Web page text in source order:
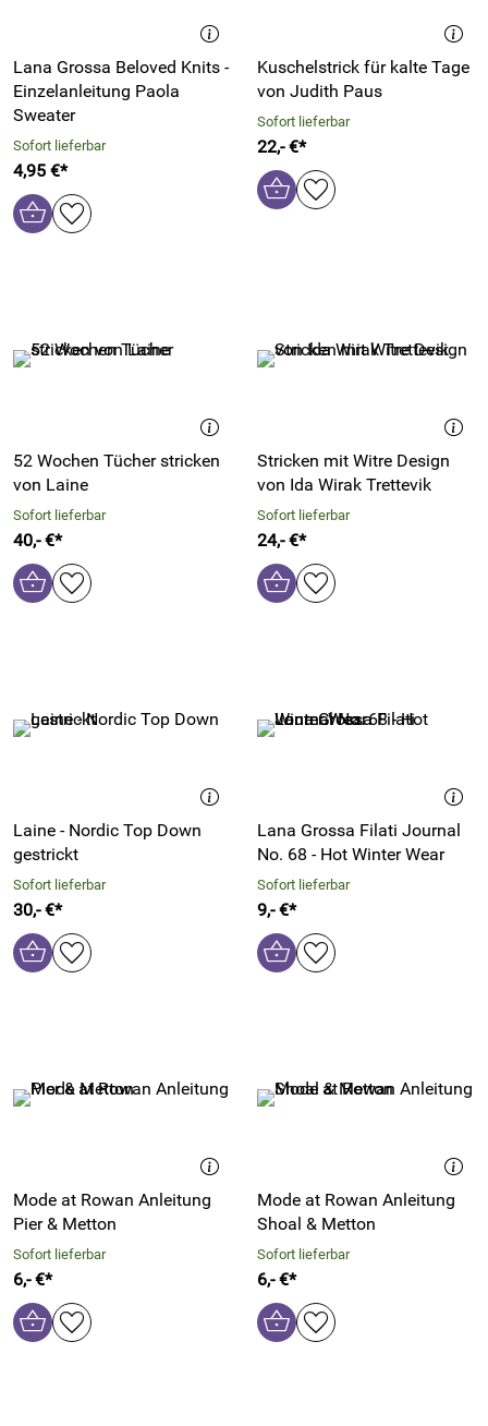
Lana Grossa Beloved Knits -
Einzelanleitung Paola
Sweater
Sofort lieferbar
4,95 €*
Kuschelstrick für kalte Tage
von Judith Paus
Sofort lieferbar
22,- €*
52 Wochen Tücher stricken
von Laine
Sofort lieferbar
40,- €*
Stricken mit Witre Design
von Ida Wirak Trettevik
Sofort lieferbar
24,- €*
Laine - Nordic Top Down
gestrickt
Sofort lieferbar
30,- €*
Lana Grossa Filati Journal
No. 68 - Hot Winter Wear
Sofort lieferbar
9,- €*
Mode at Rowan Anleitung
Pier & Metton
Sofort lieferbar
6,- €*
Mode at Rowan Anleitung
Shoal & Metton
Sofort lieferbar
6,- €*